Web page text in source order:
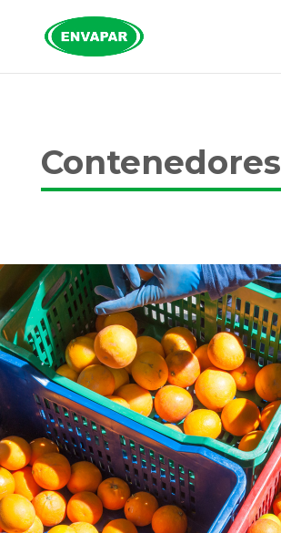
Contenedores